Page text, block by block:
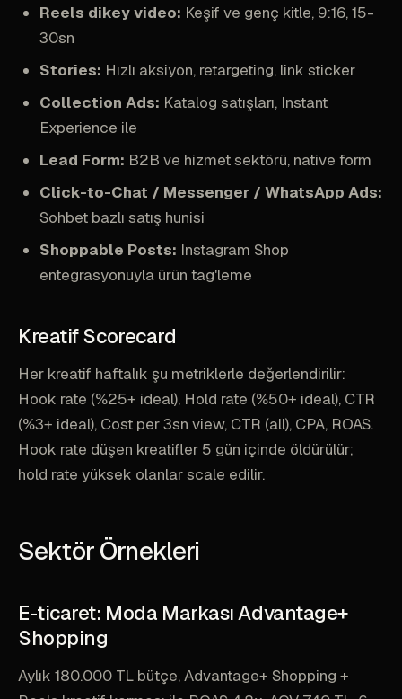
Reels dikey video: Keşif ve genç kitle, 9:16, 15-
30sn
Stories: Hızlı aksiyon, retargeting, link sticker
Collection Ads: Katalog satışları, Instant
Experience ile
Lead Form: B2B ve hizmet sektörü, native form
Click-to-Chat / Messenger / WhatsApp Ads:
Sohbet bazlı satış hunisi
Shoppable Posts: Instagram Shop
entegrasyonuyla ürün tag'leme
Kreatif Scorecard
Her kreatif haftalık şu metriklerle değerlendirilir:
Hook rate (%25+ ideal), Hold rate (%50+ ideal), CTR
(%3+ ideal), Cost per 3sn view, CTR (all), CPA, ROAS.
Hook rate düşen kreatifler 5 gün içinde öldürülür;
hold rate yüksek olanlar scale edilir.
Sektör Örnekleri
E-ticaret: Moda Markası Advantage+
Shopping
Aylık 180.000 TL bütçe, Advantage+ Shopping +